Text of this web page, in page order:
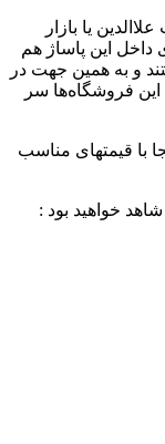
یا بازار
داخل این پاساژ هم
و به همین جهت در
این فروشگاه‌ها سر
با قیمتهای مناسب
خواهید بود :